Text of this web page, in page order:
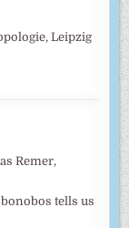
Leipzig
Remer,
tells us